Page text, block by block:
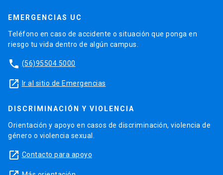
EMERGENCIAS UC
Teléfono en caso de accidente o situación que ponga en
riesgo tu vida dentro de algún campus.
phone (56)95504 5000
launch Ir al sitio de Emergencias
DISCRIMINACIÓN Y VIOLENCIA
Orientación y apoyo en casos de discriminación, violencia de
género o violencia sexual.
launch Contacto para apoyo